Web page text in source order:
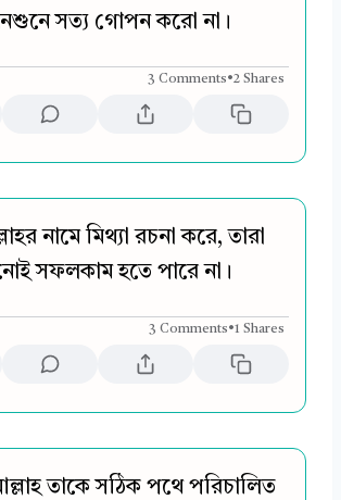
সত্য গোপন করো না।
3 Comments•2 Shares
নামে মিথ্যা রচনা করে, তারা
সফলকাম হতে পারে না।
3 Comments•1 Shares
তাকে সঠিক পথে পরিচালিত